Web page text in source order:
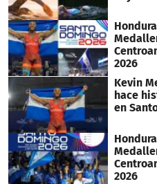
2026
Kevin
hace
en
2026